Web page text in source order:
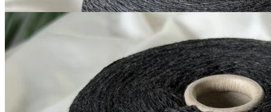
кашемир 30%, меринос экстрафайн
суперджилонг 70%
750 м/100 гантрацит